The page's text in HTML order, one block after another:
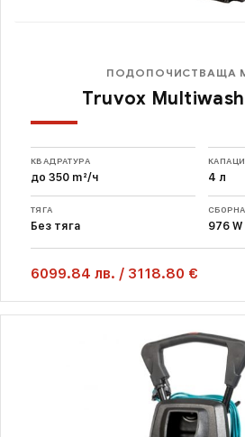
ПОДОПОЧИСТВАЩА
Truvox
КВАДРАТУРА
до 350 m²/ч 4 л
ТЯГА
Без тяга 976 W
6099.84 лв. / 3118.80 €